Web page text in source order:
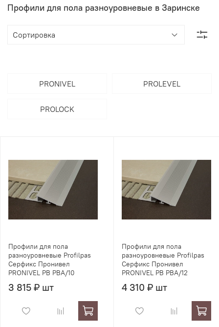
Профили для пола разноуровневые в Заринске
PRONIVEL PROLEVEL
PROLOCK
Профили для пола
разноуровневые Profilpas
Серфикс Пронивел
PRONIVEL PB PBA/10
3 815 ₽ шт
Профили для пола
разноуровневые Profilpas
Серфикс Пронивел
PRONIVEL PB PBA/12
4 310 ₽ шт